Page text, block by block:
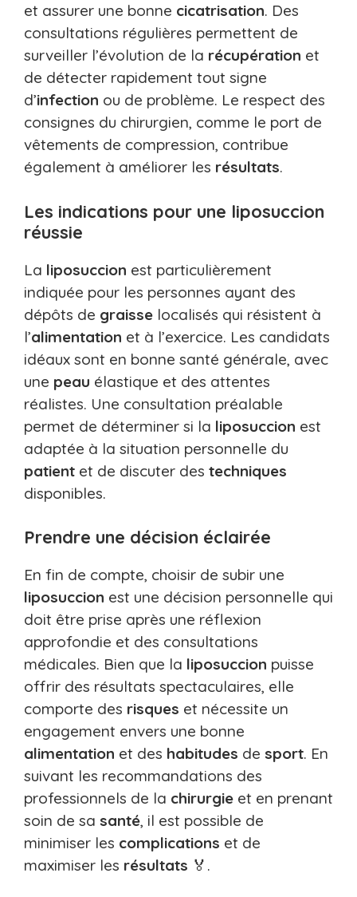
et assurer une bonne cicatrisation. Des
consultations régulières permettent de
surveiller l’évolution de la récupération et
de détecter rapidement tout signe
d’infection ou de problème. Le respect des
consignes du chirurgien, comme le port de
vêtements de compression, contribue
également à améliorer les résultats.
Les indications pour une liposuccion
réussie
La liposuccion est particulièrement
indiquée pour les personnes ayant des
dépôts de graisse localisés qui résistent à
l’alimentation et à l’exercice. Les candidats
idéaux sont en bonne santé générale, avec
une peau élastique et des attentes
réalistes. Une consultation préalable
permet de déterminer si la liposuccion est
adaptée à la situation personnelle du
patient et de discuter des techniques
disponibles.
Prendre une décision éclairée
En fin de compte, choisir de subir une
liposuccion est une décision personnelle qui
doit être prise après une réflexion
approfondie et des consultations
médicales. Bien que la liposuccion puisse
offrir des résultats spectaculaires, elle
comporte des risques et nécessite un
engagement envers une bonne
alimentation et des habitudes de sport. En
suivant les recommandations des
professionnels de la chirurgie et en prenant
soin de sa santé, il est possible de
minimiser les complications et de
maximiser les résultats 🏅.